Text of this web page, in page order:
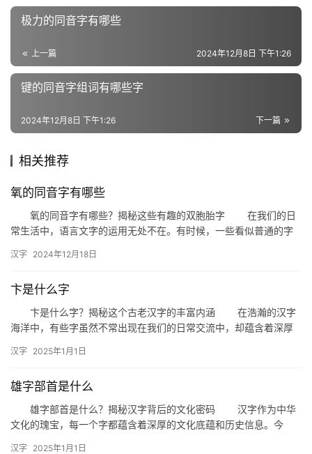
词
近
义
词
词
拼
音
极力的同音字有哪些
上一篇 2024年12月8日 下午1:26
键的同音字组词有哪些字
下一篇
2024年12月8日 下午1:26
相关推荐
氧的同音字有哪些
氧的同音字有哪些？揭秘这些有趣的双胞胎字 在我们的日
常生活中，语言文字的运用无处不在。有时候，一些看似普通的字
音…
汉字 2024年12月18日
卞是什么字
卞是什么字？揭秘这个古老汉字的丰富内涵 在浩瀚的汉字
海洋中，有些字虽然不常出现在我们的日常交流中，却蕴含着深厚
…
汉字 2025年1月1日
雄字部首是什么
雄字部首是什么？揭秘汉字背后的文化密码 汉字作为中华
文化的瑰宝，每一个字都蕴含着深厚的文化底蕴和历史信息。今
汉字 2025年1月1日